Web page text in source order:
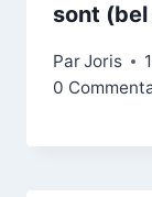
sont
ParJoris
0